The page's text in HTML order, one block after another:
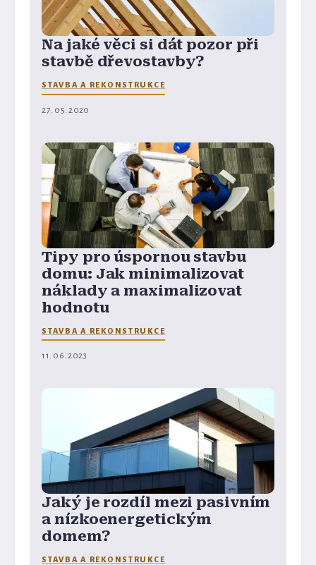
Na jaké věci si dát pozor při
stavbě dřevostavby?
STAVBA A REKONSTRUKCE
27. 05. 2020
Tipy pro úspornou stavbu
domu: Jak minimalizovat
náklady a maximalizovat
hodnotu
STAVBA A REKONSTRUKCE
11. 06. 2023
Jaký je rozdíl mezi pasivním
a nízkoenergetickým
domem?
STAVBA A REKONSTRUKCE